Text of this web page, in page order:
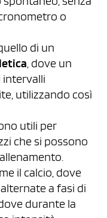
o
di un
, dove un
intervalli
utilizzando così
utili per
che si possono
il calcio, dove
a fasi di
durante la